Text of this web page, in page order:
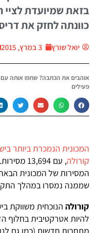
בזאת שמיועדת
כוונתה לחזק את
יואל שורץ 3 במרץ, 2015
אוהבים את הכתבה? שתפו אותה
פעילים
המכונית הנמכרת ביותר
קורולה
, עם
שממנה נמסרו במהלך התקופה 7,143
קורולה
להיות אטרקטיבית בחלוף